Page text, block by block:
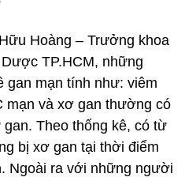
Hoàng – Trưởng khoa
TP.HCM, những
gan mạn tính như: viêm
mạn và xơ gan thường có
Theo thống kê, có từ
bị xơ gan tại thời điểm
Ngoài ra với những người